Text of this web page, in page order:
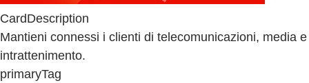
CardDescription
Mantieni connessi i clienti di telecomunicazioni, media e
intrattenimento.
primaryTag